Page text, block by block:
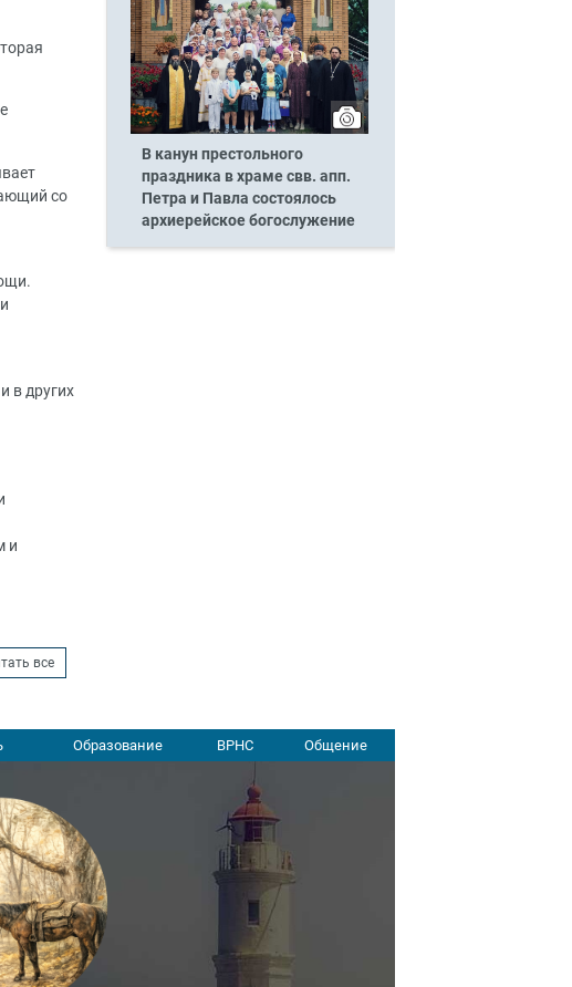
со
в других
и
все
В канун престольного
праздника в храме свв. апп.
Петра и Павла состоялось
архиерейское богослужение
Образование ВРНС Общение